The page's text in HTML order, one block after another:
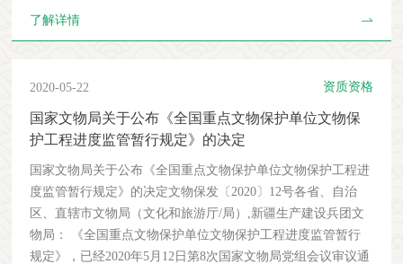
体健康。五、应聘方式1.报名时间:至2020年6月24日。2.报名
成绩证书、已有工作单位的人员需出具其所在单位同意应聘的
icomoschina@icomoschina.org.cn六、考核形式：通过初审者,笔
试＋面试,具体时间另行通知。七、岗位待遇1.试用期2个月,工
资5000元/月,转正后根据岗位定级，参照相应级别标准测算工
资额度，不低于试用期工资。2.岗位性质为合同聘用。合同正
式签订后有五险一金。3.本单位不解决北京市户口。八、联系
方式:联系人:燕海鸣 李静联系电话:010-84633592 电子邮
箱:icomoschina@icomoschina.org.cn中国古迹遗址保护协会2020
历史、考古、遗产保护、建筑城市规划、中文、社会学等专业
内容：​协助开展文保工程资质资格审核​协助处理秘书处日常事
务你将获得的福利： 获取一手文化遗产相关信息，参加国
内、国际论坛讲座，获得与国内外专家教授交流的机会。实习
贴。 请将简历发送至协会邮箱hr@icomoschina.org.cn，标题注
明：申请项目实习，邮件正文列出：姓名、联系电话、开始实
习时间、实习时长、是否全职等信息和一段简单的自我介绍。
中国古迹遗址保护协会2020年5月23日
了解详情
2020-05-22 资质资格
国家文物局关于公布《全国重点文物保护单位文物保
护工程进度监管暂行规定》的决定
国家文物局关于公布《全国重点文物保护单位文物保护工程进
度监管暂行规定》的决定文物保发〔2020〕12号各省、自治
区、直辖市文物局（文化和旅游厅/局）,新疆生产建设兵团文
物局： 《全国重点文物保护单位文物保护工程进度监管暂行
规定》，已经2020年5月12日第8次国家文物局党组会议审议通